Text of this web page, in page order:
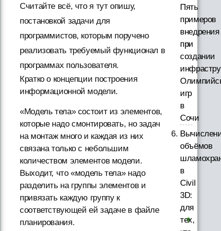
Считайте всё, что я тут опишу,
постановкой задачи для
программистов, которым поручено
реализовать требуемый функционал в
программах пользователя.
Кратко о концепции построения
информационной модели.
«Модель тела» состоит из элементов,
которые надо смонтировать, но задач
на монтаж много и каждая из них
связана только с небольшим
количеством элементов модели.
Выходит, что «модель тела» надо
разделить на группы элементов и
привязать каждую группу к
соответствующей ей задаче в файле
планирования.
Пять
примеров
внедрения
при
создании
игр
в
Сочи
объёмов
в
Civil
3D:
для
тех,